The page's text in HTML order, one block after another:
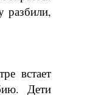
разбили,
встает
Дети